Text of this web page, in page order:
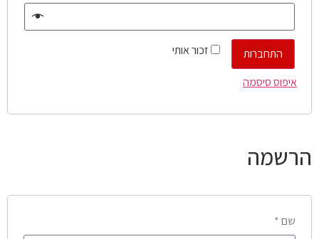
זכור אותי
התחברות
איפוס סיסמה
הרשמה
שם *